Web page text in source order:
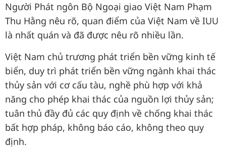
Người Phát ngôn Bộ Ngoại giao Việt Nam Phạm
Thu Hằng nêu rõ, quan điểm của Việt Nam về IUU
là nhất quán và đã được nêu rõ nhiều lần.
Việt Nam chủ trương phát triển bền vững kinh tế
biển, duy trì phát triển bền vững ngành khai thác
thủy sản với cơ cấu tàu, nghề phù hợp với khả
năng cho phép khai thác của nguồn lợi thủy sản;
tuân thủ đầy đủ các quy định về chống khai thác
bất hợp pháp, không báo cáo, không theo quy
định.